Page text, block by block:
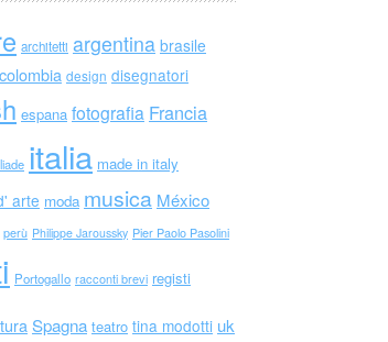
architetti argentina brasile
colombia design disegnatori
espana fotografia Francia
italia made in italy
arte moda musica México
perù Philippe Jaroussky Pier Paolo Pasolini
Portogallo racconti brevi registi
Spagna teatro tina modotti uk